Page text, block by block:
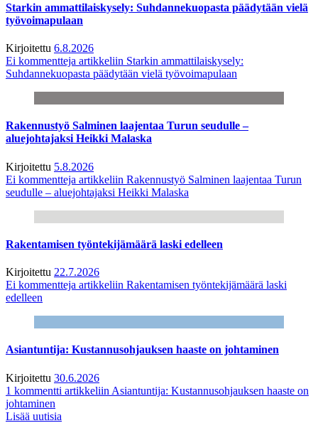
Starkin ammattilaiskysely: Suhdannekuopasta päädytään vielä
työvoimapulaan
Kirjoitettu 6.8.2026
Ei kommentteja artikkeliin Starkin ammattilaiskysely:
Suhdannekuopasta päädytään vielä työvoimapulaan
Rakennustyö Salminen laajentaa Turun seudulle –
aluejohtajaksi Heikki Malaska
Kirjoitettu 5.8.2026
Ei kommentteja artikkeliin Rakennustyö Salminen laajentaa Turun
seudulle – aluejohtajaksi Heikki Malaska
Rakentamisen työntekijämäärä laski edelleen
Kirjoitettu 22.7.2026
Ei kommentteja artikkeliin Rakentamisen työntekijämäärä laski
edelleen
Asiantuntija: Kustannusohjauksen haaste on johtaminen
Kirjoitettu 30.6.2026
1 kommentti artikkeliin Asiantuntija: Kustannusohjauksen haaste on
johtaminen
Lisää uutisia